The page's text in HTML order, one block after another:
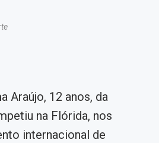
Araújo, 12 anos, da
na Flórida, nos
internacional de